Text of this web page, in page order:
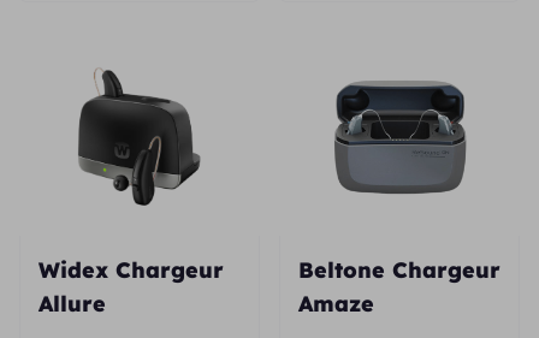
Widex Chargeur
Allure
Beltone Chargeur
Amaze